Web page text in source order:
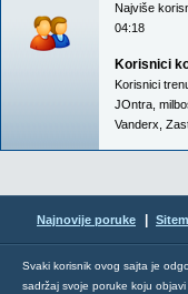
Najviše
04:18
Korisnici
Korisnici
JOntra
Vanderx
Najnovije poruke
Svaki korisnik ovog sajta je
sadržaj svoje poruke koju objavi